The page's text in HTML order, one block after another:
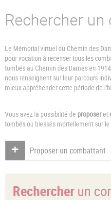
Rechercher
Le Mémorial virtuel du Chemin des
pour vocation à recenser tous les
tombés au Chemin des Dames en
nous renseignent sur leur parcours
mieux appréhender cette période de
Vous avez la possibilité de proposeret
tombés ou blessés mortellement sur
Proposer un combattant
Rechercherun